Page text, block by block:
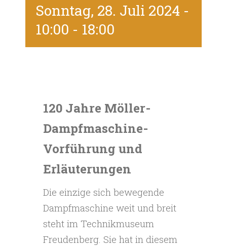
Sonntag, 28. Juli 2024 -
10:00 - 18:00
120 Jahre Möller-
Dampfmaschine-
Vorführung und
Erläuterungen
Die einzige sich bewegende
Dampfmaschine weit und breit
steht im Technikmuseum
Freudenberg. Sie hat in diesem